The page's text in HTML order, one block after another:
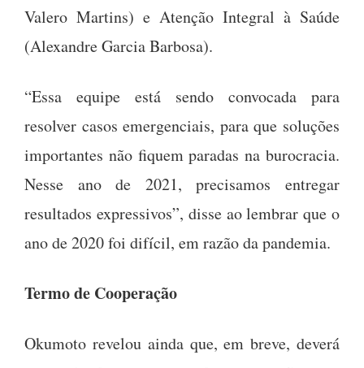
Valero Martins) e Atenção Integral à Saúde
(Alexandre Garcia Barbosa).
“Essa equipe está sendo convocada para
resolver casos emergenciais, para que soluções
importantes não fiquem paradas na burocracia.
Nesse ano de 2021, precisamos entregar
resultados expressivos”, disse ao lembrar que o
ano de 2020 foi difícil, em razão da pandemia.
Termo de Cooperação
Okumoto revelou ainda que, em breve, deverá